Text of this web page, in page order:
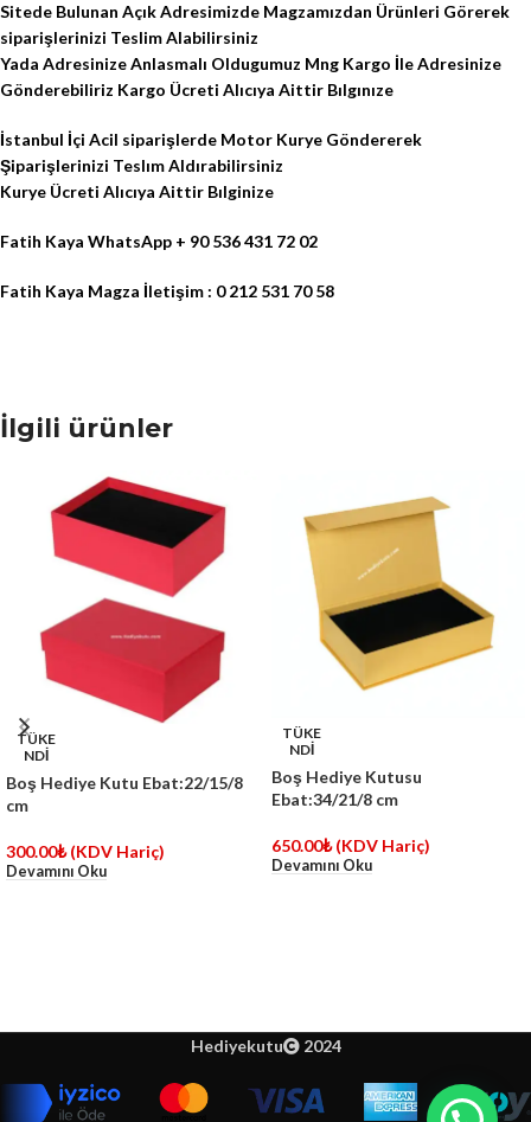
Sitede Bulunan Açık Adresimizde Magzamızdan Ürünleri Görerek
siparişlerinizi Teslim Alabilirsiniz
Yada Adresinize Anlasmalı Oldugumuz Mng Kargo İle Adresinize
Gönderebiliriz Kargo Ücreti Alıcıya Aittir Bılgınıze
İstanbul İçi Acil siparişlerde Motor Kurye Göndererek
Şiparişlerinizi Teslım Aldırabilirsiniz
Kurye Ücreti Alıcıya Aittir Bılginize
Fatih Kaya WhatsApp + 90 536 431 72 02
Fatih Kaya Magza İletişim : 0 212 531 70 58
İlgili ürünler
TÜKE
NDİ
Boş Hediye Kutu Ebat:22/15/8
cm
300.00₺ (KDV Hariç)
Devamını Oku
TÜKE
NDİ
Boş Hediye Kutusu
Ebat:34/21/8 cm
650.00₺ (KDV Hariç)
Devamını Oku
Hediyekutu 2024